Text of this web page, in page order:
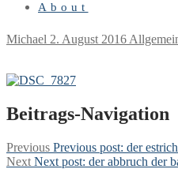
About
Michael 2. August 2016
Beitrags-Navigation
Previous Previous post: der
Next Next post: der abbruch der